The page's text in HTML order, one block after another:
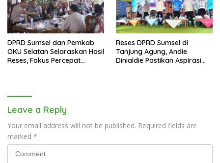
DPRD Sumsel dan Pemkab
OKU Selatan Selaraskan Hasil
Reses, Fokus Percepat
Reses DPRD Sumsel di
Tanjung Agung, Andie
Dinialdie Pastikan Aspirasi
Leave a Reply
Your email address will not be published. Required fields are
marked *